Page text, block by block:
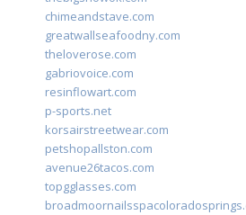
chimeandstave.com
greatwallseafoodny.com
theloverose.com
gabriovoice.com
resinflowart.com
p-sports.net
korsairstreetwear.com
petshopallston.com
avenue26tacos.com
topgglasses.com